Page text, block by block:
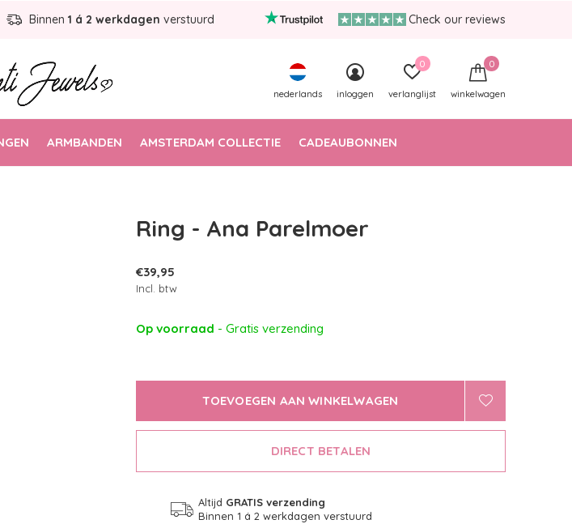
ARMBANDEN AMSTERDAM COLLECTIE CADEAUBONNEN
nederlands inloggen verlanglijst
0
winkelwagen
0
Binnen 1 á 2 werkdagen verstuurd Check our reviews
Ring - Ana Parelmoer
€39,95
Incl. btw
Op voorraad - Gratis verzending
TOEVOEGEN AAN WINKELWAGEN
DIRECT BETALEN
Altijd GRATIS verzending
Binnen 1 á 2 werkdagen verstuurd